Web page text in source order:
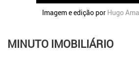
Entrevistas
Mediação
Newsletter
Imagem e edição por Hugo
MINUTO IMOBILIÁRIO